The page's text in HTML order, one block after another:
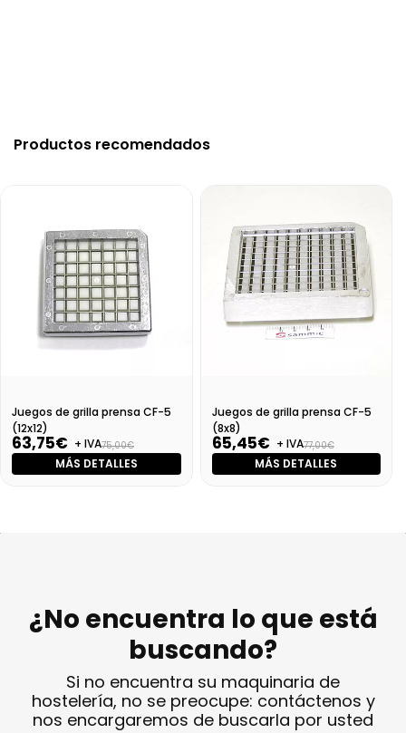
Productos recomendados
Juegos de grilla prensa CF-5
(12x12)
63,75€ + IVA75,00€
MÁS DETALLES
Juegos de grilla prensa CF-5
(8x8)
65,45€ + IVA77,00€
MÁS DETALLES
¿No encuentra lo que está
buscando?
Si no encuentra su maquinaria de
hostelería, no se preocupe: contáctenos y
nos encargaremos de buscarla por usted